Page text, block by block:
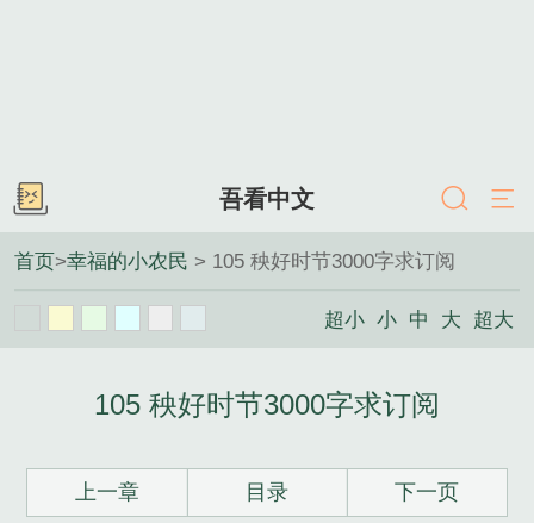
吾看中文
首页>幸福的小农民 > 105 秧好时节3000字求订阅
超小 小 中 大 超大
105 秧好时节3000字求订阅
上一章 目录 下一页